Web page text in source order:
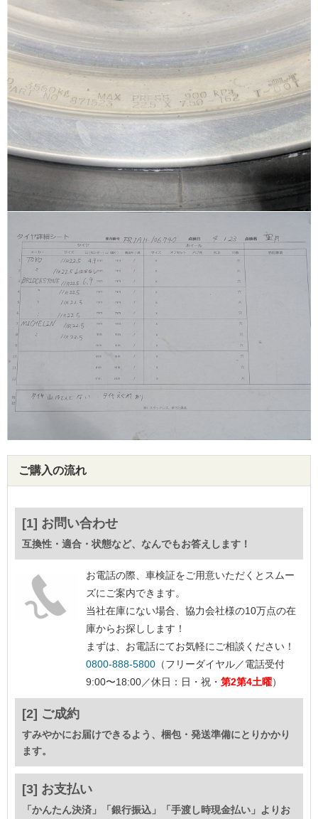
ご購入の流れ
[1] お問い合わせ
互換性・適合・状態など、なんでもお答えします！
お電話の際、車検証をご用意いただくとスムー
ズにご案内できます。
当社在庫にない場合、協力会社様の10万点の在
庫からお探しします！
まずは、お電話にてお気軽にご相談ください！
0800-888-5800 （フリーダイヤル／電話受付
9:00〜18:00／休日：日・祝・ 第2第4土曜）
[2] ご成約
すみやかにお届けできるよう、梱包・発送準備にとりかかり
ます。
[3] お支払い
「かんたん決済」「銀行振込」「手渡し時現金払い」よりお